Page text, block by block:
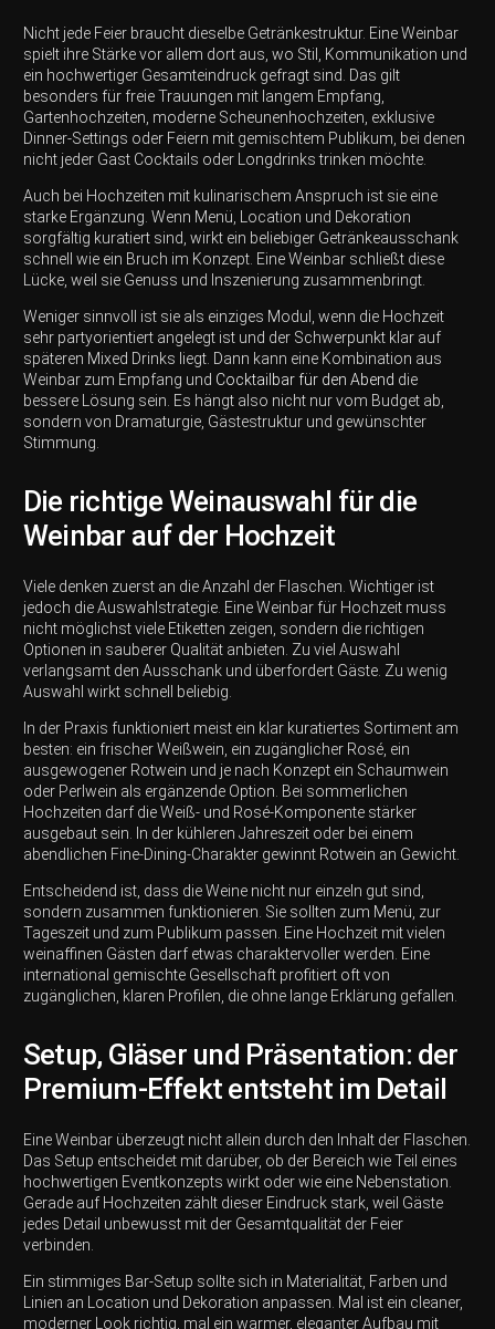
Nicht jede Feier braucht dieselbe Getränkestruktur. Eine Weinbar
spielt ihre Stärke vor allem dort aus, wo Stil, Kommunikation und
ein hochwertiger Gesamteindruck gefragt sind. Das gilt
besonders für freie Trauungen mit langem Empfang,
Gartenhochzeiten, moderne Scheunenhochzeiten, exklusive
Dinner-Settings oder Feiern mit gemischtem Publikum, bei denen
nicht jeder Gast Cocktails oder Longdrinks trinken möchte.
Auch bei Hochzeiten mit kulinarischem Anspruch ist sie eine
starke Ergänzung. Wenn Menü, Location und Dekoration
sorgfältig kuratiert sind, wirkt ein beliebiger Getränkeausschank
schnell wie ein Bruch im Konzept. Eine Weinbar schließt diese
Lücke, weil sie Genuss und Inszenierung zusammenbringt.
Weniger sinnvoll ist sie als einziges Modul, wenn die Hochzeit
sehr partyorientiert angelegt ist und der Schwerpunkt klar auf
späteren Mixed Drinks liegt. Dann kann eine Kombination aus
Weinbar zum Empfang und Cocktailbar für den Abend die
bessere Lösung sein. Es hängt also nicht nur vom Budget ab,
sondern von Dramaturgie, Gästestruktur und gewünschter
Stimmung.
Die richtige Weinauswahl für die
Weinbar auf der Hochzeit
Viele denken zuerst an die Anzahl der Flaschen. Wichtiger ist
jedoch die Auswahlstrategie. Eine Weinbar für Hochzeit muss
nicht möglichst viele Etiketten zeigen, sondern die richtigen
Optionen in sauberer Qualität anbieten. Zu viel Auswahl
verlangsamt den Ausschank und überfordert Gäste. Zu wenig
Auswahl wirkt schnell beliebig.
In der Praxis funktioniert meist ein klar kuratiertes Sortiment am
besten: ein frischer Weißwein, ein zugänglicher Rosé, ein
ausgewogener Rotwein und je nach Konzept ein Schaumwein
oder Perlwein als ergänzende Option. Bei sommerlichen
Hochzeiten darf die Weiß- und Rosé-Komponente stärker
ausgebaut sein. In der kühleren Jahreszeit oder bei einem
abendlichen Fine-Dining-Charakter gewinnt Rotwein an Gewicht.
Entscheidend ist, dass die Weine nicht nur einzeln gut sind,
sondern zusammen funktionieren. Sie sollten zum Menü, zur
Tageszeit und zum Publikum passen. Eine Hochzeit mit vielen
weinaffinen Gästen darf etwas charaktervoller werden. Eine
international gemischte Gesellschaft profitiert oft von
zugänglichen, klaren Profilen, die ohne lange Erklärung gefallen.
Setup, Gläser und Präsentation: der
Premium-Effekt entsteht im Detail
Eine Weinbar überzeugt nicht allein durch den Inhalt der Flaschen.
Das Setup entscheidet mit darüber, ob der Bereich wie Teil eines
hochwertigen Eventkonzepts wirkt oder wie eine Nebenstation.
Gerade auf Hochzeiten zählt dieser Eindruck stark, weil Gäste
jedes Detail unbewusst mit der Gesamtqualität der Feier
verbinden.
Ein stimmiges Bar-Setup sollte sich in Materialität, Farben und
Linien an Location und Dekoration anpassen. Mal ist ein cleaner,
moderner Look richtig, mal ein warmer, eleganter Aufbau mit